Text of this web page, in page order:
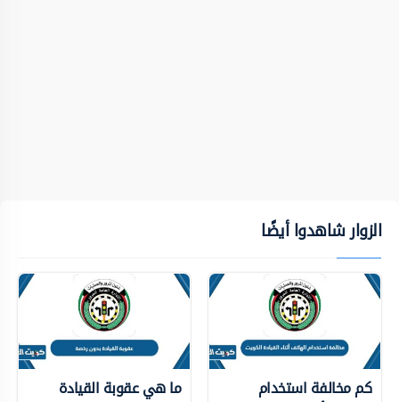
الزوار شاهدوا أيضًا
كم مخالفة استخدام ما هي عقوبة القيادة